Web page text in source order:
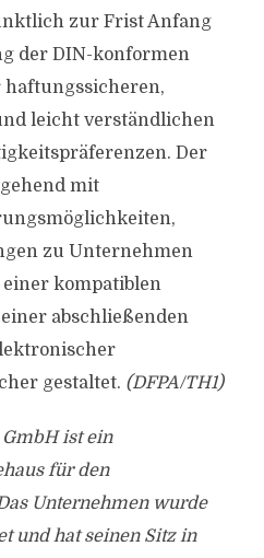
zur Frist Anfang
der DIN-konformen
haftungssicheren,
leicht verständlichen
Der
mit
zu Unternehmen
kompatiblen
abschließenden
gestaltet. (DFPA/TH1)
ist ein
für den
Unternehmen wurde
und hat seinen Sitz in